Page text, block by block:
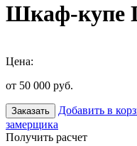
Шкаф-купе
Цена:
от 50 000 руб.
Заказать Добавить в
замерщика
Получить расчет